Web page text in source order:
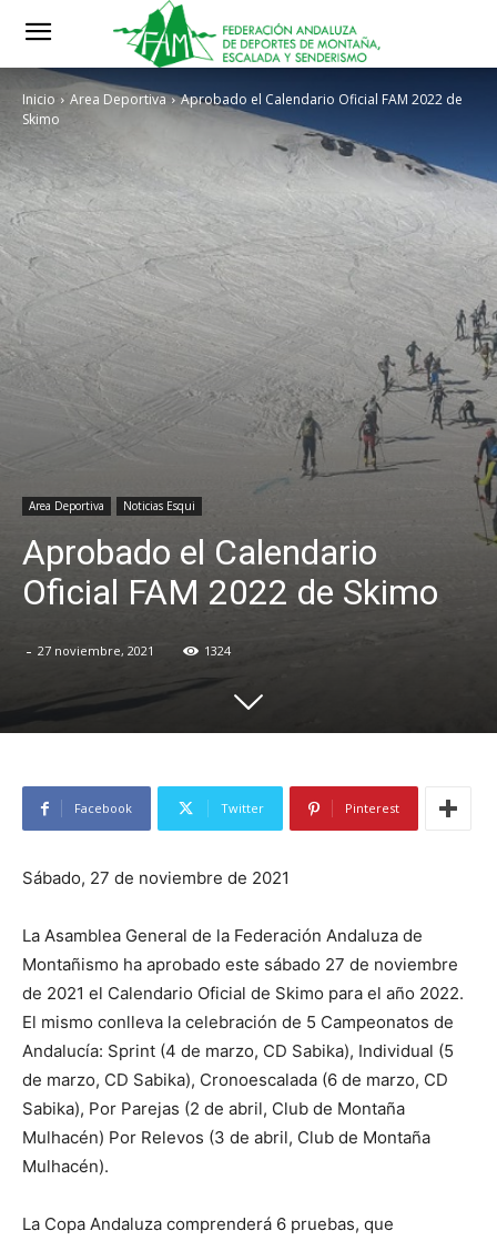
Inicio Area Deportiva
Aprobado el Calendario Oficial FAM 2022 de
Skimo
Area Deportiva Noticias Esqui
Aprobado el Calendario
Oficial FAM 2022 de Skimo
- 27 noviembre, 2021 1324
Facebook Twitter Pinterest
Sábado, 27 de noviembre de 2021
La Asamblea General de la Federación Andaluza de
Montañismo ha aprobado este sábado 27 de noviembre
de 2021 el Calendario Oficial de Skimo para el año 2022.
El mismo conlleva la celebración de 5 Campeonatos de
Andalucía: Sprint (4 de marzo, CD Sabika), Individual (5
de marzo, CD Sabika), Cronoescalada (6 de marzo, CD
Sabika), Por Parejas (2 de abril, Club de Montaña
Mulhacén) Por Relevos (3 de abril, Club de Montaña
Mulhacén).
La Copa Andaluza comprenderá 6 pruebas, que